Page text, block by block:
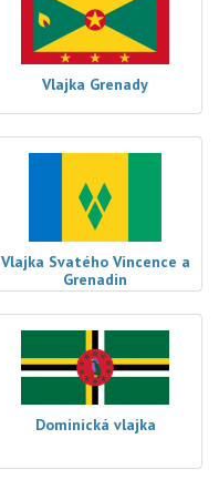
Vlajka Grenady
Vlajka Svatého Vincence a
Grenadin
Dominická vlajka